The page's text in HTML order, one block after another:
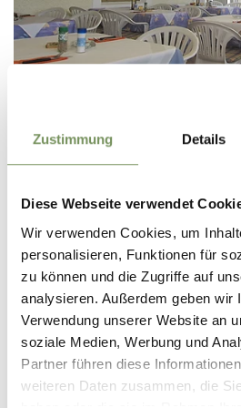
Zustimmung Details
Diese Webseite verwendet
Wir verwenden Cookies, um
personalisieren, Funktionen für
zu können und die Zugriffe auf
analysieren. Außerdem geben wir
Verwendung unserer Website an
soziale Medien, Werbung und
Partner führen diese
weiteren Daten zusammen, die
PIZZERIA-RISTORANTE
sabato
domenica
12:00 - 14:00 | 17:00 -
12:00 - 14:00 | 17:00 -
martedì
12:00 - 14:00 | 17:00 -
mercoledì
12:00 - 14:00 | 17:00 -
lindenwirt.tirol@gmail.com
LEGGI DI PIÙ